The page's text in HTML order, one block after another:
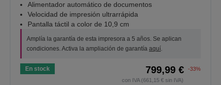
Alimentador automático de documentos
Velocidad de impresión ultrarrápida
Pantalla táctil a color de 10,9 cm
Amplía la garantía de esta impresora a 5 años. Se aplican
condiciones. Activa la ampliación de garantía aquí.
En stock 799,99 €
-33%
con IVA (661,15 € sin IVA)